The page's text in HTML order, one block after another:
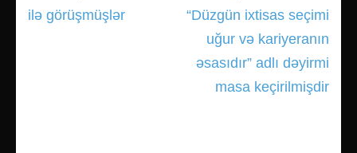
ilə görüşmüşlər
“Düzgün ixtisas seçimi
uğur və kariyeranın
əsasıdır” adlı dəyirmi
masa keçirilmişdir